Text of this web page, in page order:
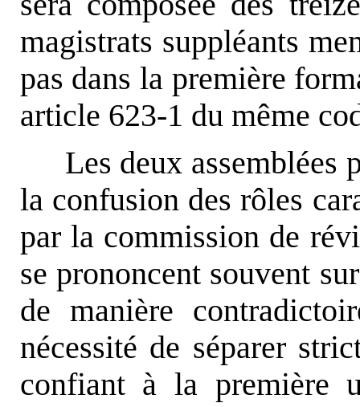
magistrats suppléants
pas dans la première
article 623-1 du même
Les deux assemblées
la confusion des rôles
par la commission de
se prononcent souvent
de manière
nécessité de séparer
confiant à la première